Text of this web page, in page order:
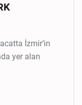
İzmir’in
yer alan